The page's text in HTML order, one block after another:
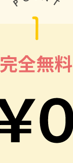
完全無料